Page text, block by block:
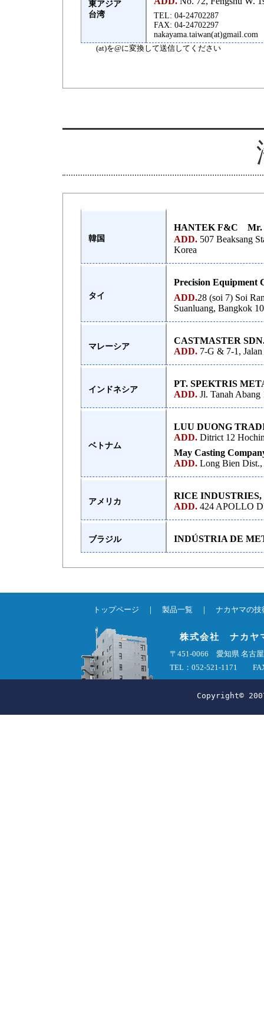
東アジア
台湾
TEL: 04-24702287
FAX: 04-24702297
nakayama.taiwan(at)gmail.com
(at)を@に変換して送信してください
韓国
HANTEK F&C Mr.
ADD. 507 Beaksang
Korea
タイ
Precision Equipment
ADD.28 (soi 7) Soi
Suanluang, Bangkok
マレーシア
CASTMASTER
ADD. 7-G & 7-1,
インドネシア
PT. SPEKTRIS
ADD. Jl. Tanah
ベトナム
LUU DUONG
ADD. Ditrict 12
May Casting
ADD. Long Bien
アメリカ
RICE INDUSTRIES,
ADD. 424 APOLLO
ブラジル INDÚSTRIA DE
トップページ ｜製品一覧 ｜ナカヤマの技
株式会社 ナカヤ
〒451-0066 愛知県 名古
TEL：052-521-1171
Copyright©